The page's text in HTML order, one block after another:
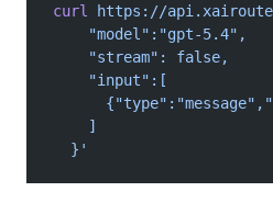
curl https://
    "model":"gpt-5.4",
    "stream": false,
    "input":[
    ]
  }'